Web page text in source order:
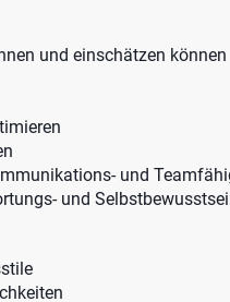
und einschätzen können
und
und